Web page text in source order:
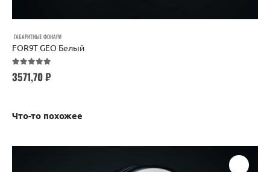
ГАБАРИТНЫЕ ФОНАРИ
FOR9T GEO Белый
3571,70₽
Что-то похожее